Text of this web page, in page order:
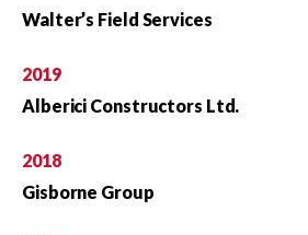
Walter’s Field Services
2019
Alberici Constructors Ltd.
2018
Gisborne Group